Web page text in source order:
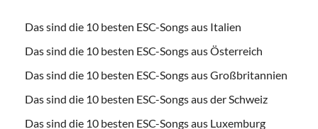
Das sind die 10 besten ESC-Songs aus Italien
Das sind die 10 besten ESC-Songs aus Österreich
Das sind die 10 besten ESC-Songs aus Großbritannien
Das sind die 10 besten ESC-Songs aus der Schweiz
Das sind die 10 besten ESC-Songs aus Luxemburg